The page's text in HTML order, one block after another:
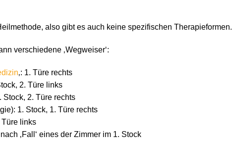
also gibt es auch keine spezifischen Therapieformen.
verschiedene ‚Wegweiser‘:
‚: 1. Türe rechts
2. Türe links
Stock, 2. Türe rechts
1. Stock, 1. Türe rechts
links
‚Fall‘ eines der Zimmer im 1. Stock